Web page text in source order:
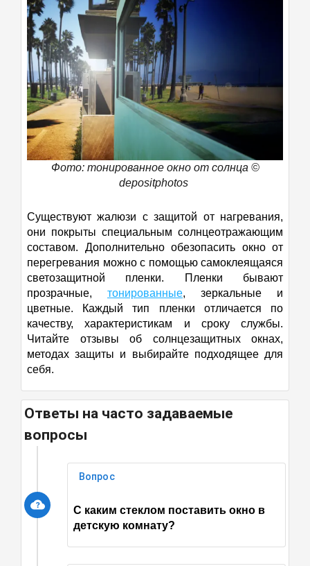
Фото: тонированное окно от солнца ©
depositphotos
Существуют жалюзи с защитой от нагревания,
они покрыты специальным солнцеотражающим
составом. Дополнительно обезопасить окно от
перегревания можно с помощью самоклеящаяся
светозащитной пленки. Пленки бывают
прозрачные, тонированные, зеркальные и
цветные. Каждый тип пленки отличается по
качеству, характеристикам и сроку службы.
Читайте отзывы об солнцезащитных окнах,
методах защиты и выбирайте подходящее для
себя.
Ответы на часто задаваемые
вопросы
Вопрос
С каким стеклом поставить окно в
детскую комнату?